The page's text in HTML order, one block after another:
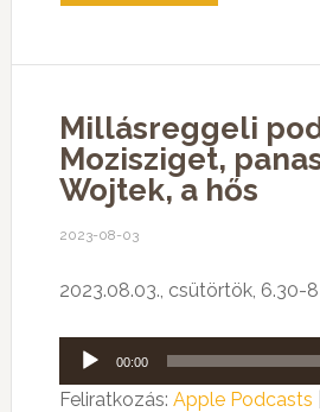
Millásreggeli
Mozisziget,
Wojtek, a hős
2023-08-03
2023.08.03., csütörtök, 6.30-
Audió
lejátszó
00:00
Feliratkozás: Apple Podcasts